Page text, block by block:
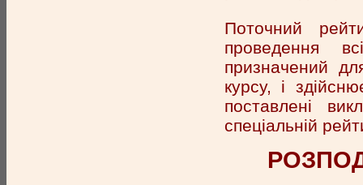
Поточний
проведення
призначений
курсу, і
поставлені
спеціальній